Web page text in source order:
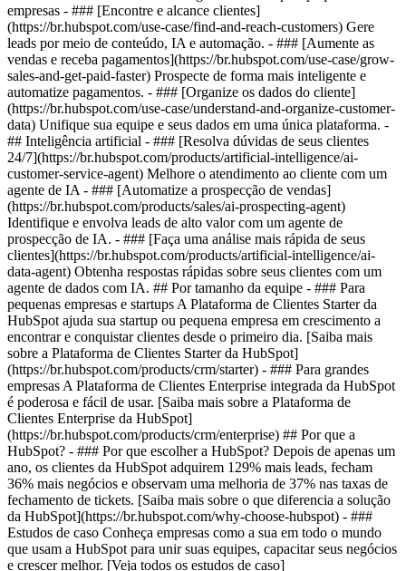
empresas - ### [Encontre e alcance clientes]
(https://br.hubspot.com/use-case/find-and-reach-customers) Gere
leads por meio de conteúdo, IA e automação. - ### [Aumente as
vendas e receba pagamentos](https://br.hubspot.com/use-case/grow-
sales-and-get-paid-faster) Prospecte de forma mais inteligente e
automatize pagamentos. - ### [Organize os dados do cliente]
(https://br.hubspot.com/use-case/understand-and-organize-customer-
data) Unifique sua equipe e seus dados em uma única plataforma. -
## Inteligência artificial - ### [Resolva dúvidas de seus clientes
24/7](https://br.hubspot.com/products/artificial-intelligence/ai-
customer-service-agent) Melhore o atendimento ao cliente com um
agente de IA - ### [Automatize a prospecção de vendas]
(https://br.hubspot.com/products/sales/ai-prospecting-agent)
Identifique e envolva leads de alto valor com um agente de
prospecção de IA. - ### [Faça uma análise mais rápida de seus
clientes](https://br.hubspot.com/products/artificial-intelligence/ai-
data-agent) Obtenha respostas rápidas sobre seus clientes com um
agente de dados com IA. ## Por tamanho da equipe - ### Para
pequenas empresas e startups A Plataforma de Clientes Starter da
HubSpot ajuda sua startup ou pequena empresa em crescimento a
encontrar e conquistar clientes desde o primeiro dia. [Saiba mais
sobre a Plataforma de Clientes Starter da HubSpot]
(https://br.hubspot.com/products/crm/starter) - ### Para grandes
empresas A Plataforma de Clientes Enterprise integrada da HubSpot
é poderosa e fácil de usar. [Saiba mais sobre a Plataforma de
Clientes Enterprise da HubSpot]
(https://br.hubspot.com/products/crm/enterprise) ## Por que a
HubSpot? - ### Por que escolher a HubSpot? Depois de apenas um
ano, os clientes da HubSpot adquirem 129% mais leads, fecham
36% mais negócios e observam uma melhoria de 37% nas taxas de
fechamento de tickets. [Saiba mais sobre o que diferencia a solução
da HubSpot](https://br.hubspot.com/why-choose-hubspot) - ###
Estudos de caso Conheça empresas como a sua em todo o mundo
que usam a HubSpot para unir suas equipes, capacitar seus negócios
e crescer melhor. [Veja todos os estudos de caso]